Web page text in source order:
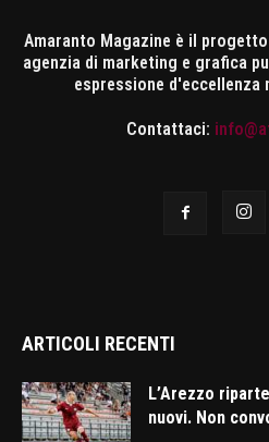
Amaranto Magazine è il
agenzia di marketing e grafica
espressione d'eccellenza
Contattaci:
ARTICOLI RECENTI
L’Arezzo
nuovi. Non